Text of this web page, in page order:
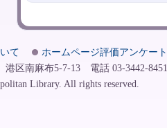
て
ホームページ評価アンケート
区南麻布5-7-13 電話 03-3442-8451
Library. All rights reserved.